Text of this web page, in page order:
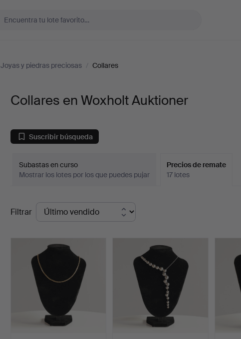
Joyas y piedras preciosas / Collares
Collares en Woxholt Auktioner
Suscribir búsqueda
Subastas en curso
Mostrar los lotes por los que puedes pujar
Precios de remate
17 lotes
Precios
de
Filtrar